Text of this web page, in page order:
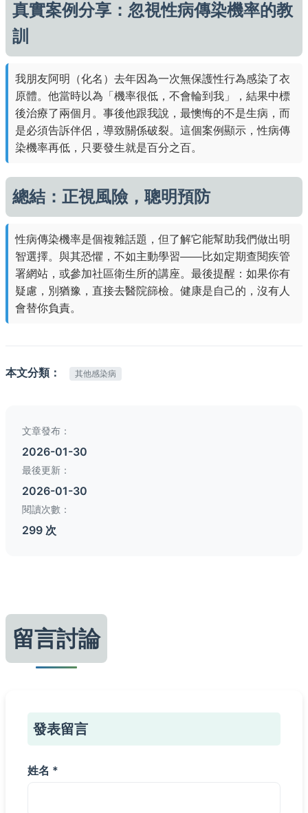
真實案例分享：忽視性病傳染機率的教
訓
我朋友阿明（化名）去年因為一次無保護性行為感染了衣
原體。他當時以為「機率很低，不會輪到我」，結果中標
後治療了兩個月。事後他跟我說，最懊悔的不是生病，而
是必須告訴伴侶，導致關係破裂。這個案例顯示，性病傳
染機率再低，只要發生就是百分之百。
總結：正視風險，聰明預防
性病傳染機率是個複雜話題，但了解它能幫助我們做出明
智選擇。與其恐懼，不如主動學習——比如定期查閱疾管
署網站，或參加社區衛生所的講座。最後提醒：如果你有
疑慮，別猶豫，直接去醫院篩檢。健康是自己的，沒有人
會替你負責。
本文分類： 其他感染病
文章發布：
2026-01-30
最後更新：
2026-01-30
閱讀次數：
299 次
留言討論
發表留言
姓名 *